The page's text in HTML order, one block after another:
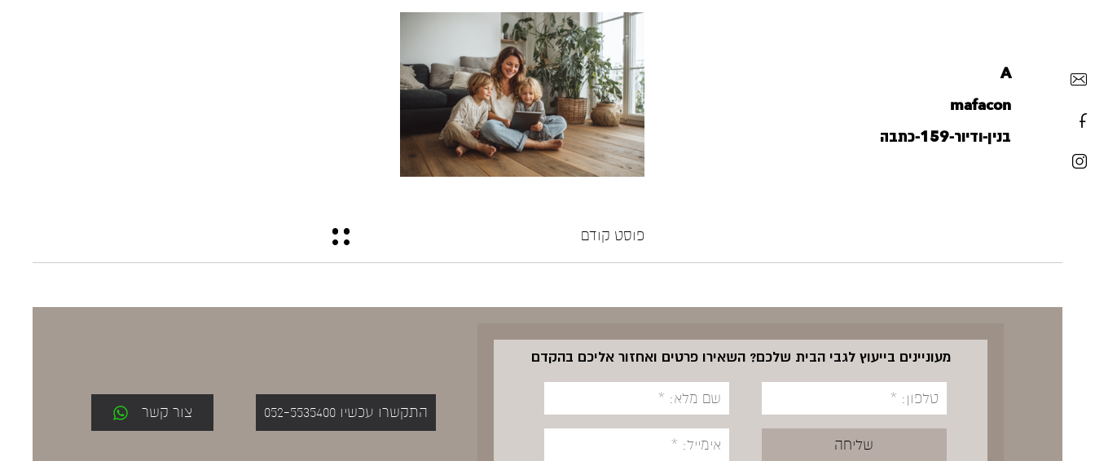
A
mafacon
בנין-ודיור-159-כתבה
פוסט קודם
מעוניינים בייעוץ לגבי הבית שלכם? השאירו פרטים ואחזור אליכם בהקדם
התקשרו עכשיו 052-5535400 צור קשר